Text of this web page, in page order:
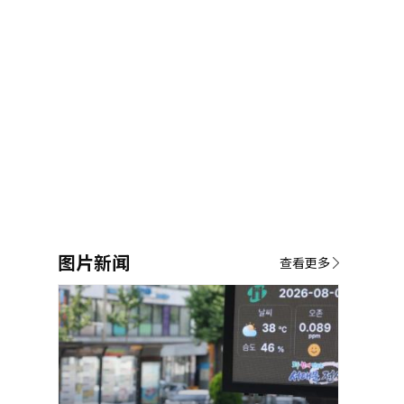
图片新闻 查看更多